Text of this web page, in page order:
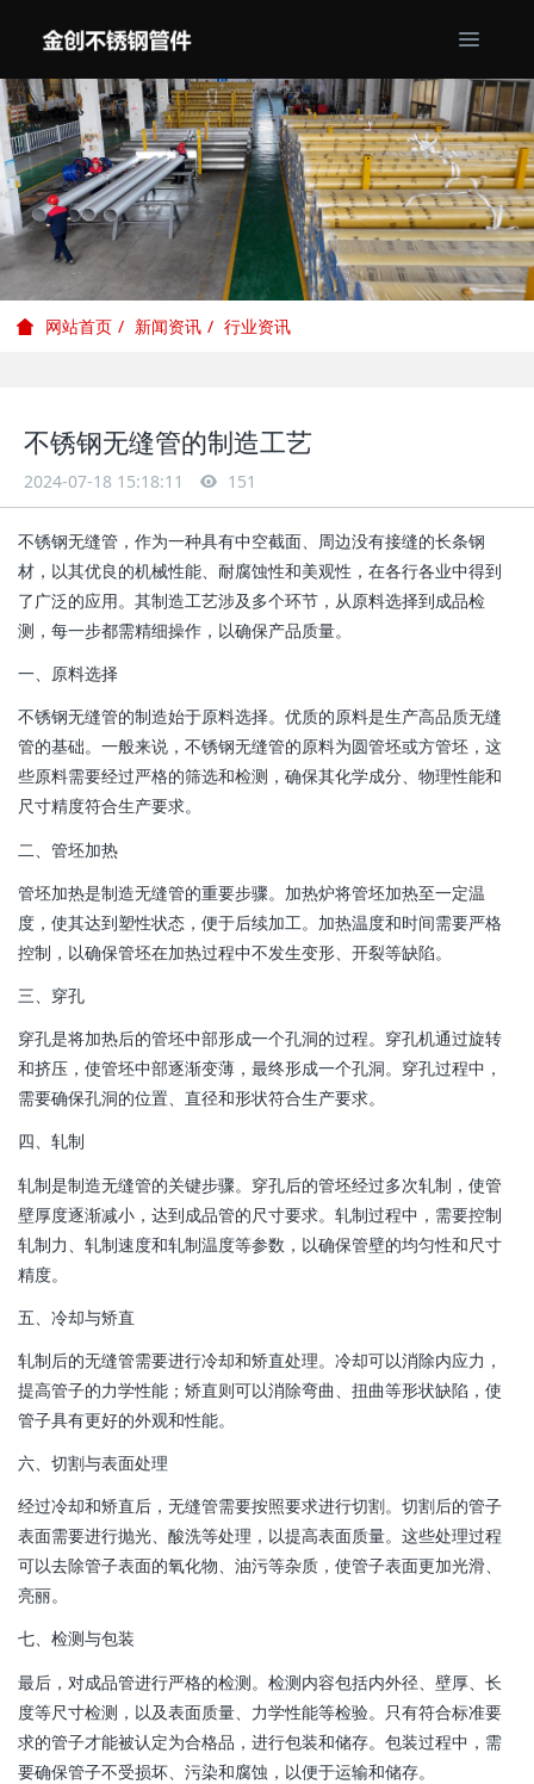
网站首页 新闻资讯 行业资讯
不锈钢无缝管的制造工艺
2024-07-18 15:18:11 151
不锈钢无缝管，作为一种具有中空截面、周边没有接缝的长条钢
材，以其优良的机械性能、耐腐蚀性和美观性，在各行各业中得到
了广泛的应用。其制造工艺涉及多个环节，从原料选择到成品检
测，每一步都需精细操作，以确保产品质量。
一、原料选择
不锈钢无缝管的制造始于原料选择。优质的原料是生产高品质无缝
管的基础。一般来说，不锈钢无缝管的原料为圆管坯或方管坯，这
些原料需要经过严格的筛选和检测，确保其化学成分、物理性能和
尺寸精度符合生产要求。
二、管坯加热
管坯加热是制造无缝管的重要步骤。加热炉将管坯加热至一定温
度，使其达到塑性状态，便于后续加工。加热温度和时间需要严格
控制，以确保管坯在加热过程中不发生变形、开裂等缺陷。
三、穿孔
穿孔是将加热后的管坯中部形成一个孔洞的过程。穿孔机通过旋转
和挤压，使管坯中部逐渐变薄，最终形成一个孔洞。穿孔过程中，
需要确保孔洞的位置、直径和形状符合生产要求。
四、轧制
轧制是制造无缝管的关键步骤。穿孔后的管坯经过多次轧制，使管
壁厚度逐渐减小，达到成品管的尺寸要求。轧制过程中，需要控制
轧制力、轧制速度和轧制温度等参数，以确保管壁的均匀性和尺寸
精度。
五、冷却与矫直
轧制后的无缝管需要进行冷却和矫直处理。冷却可以消除内应力，
提高管子的力学性能；矫直则可以消除弯曲、扭曲等形状缺陷，使
管子具有更好的外观和性能。
六、切割与表面处理
经过冷却和矫直后，无缝管需要按照要求进行切割。切割后的管子
表面需要进行抛光、酸洗等处理，以提高表面质量。这些处理过程
可以去除管子表面的氧化物、油污等杂质，使管子表面更加光滑、
亮丽。
七、检测与包装
最后，对成品管进行严格的检测。检测内容包括内外径、壁厚、长
度等尺寸检测，以及表面质量、力学性能等检验。只有符合标准要
求的管子才能被认定为合格品，进行包装和储存。包装过程中，需
要确保管子不受损坏、污染和腐蚀，以便于运输和储存。